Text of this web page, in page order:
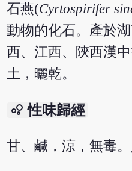
石燕(Cyrtospirifer
動物的化石。產於
西、江西、陝西漢
土，曬乾。
bubble_chart 性味歸經
甘、鹹，涼，無毒